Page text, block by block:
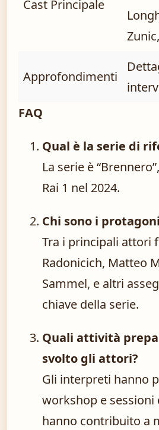
Cast Principale
Approfondimenti
FAQ
Qual è la serie di
La serie è
Rai 1 nel 2024.
Chi sono i
Tra i principali attori
Radonicich, Matteo
Sammel, e altri
chiave della serie.
Quali attività
svolto gli attori?
Gli interpreti hanno
workshop e sessioni
hanno contribuito a